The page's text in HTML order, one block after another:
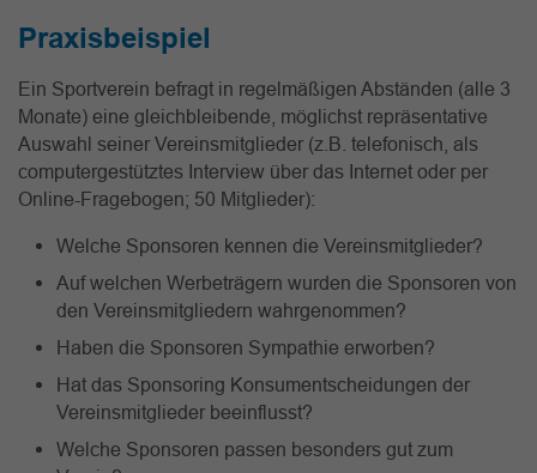
Praxisbeispiel
Ein Sportverein befragt in regelmäßigen Abständen (alle 3
Monate) eine gleichbleibende, möglichst repräsentative
Auswahl seiner Vereinsmitglieder (z.B. telefonisch, als
computergestütztes Interview über das Internet oder per
Online-Fragebogen; 50 Mitglieder):
Welche Sponsoren kennen die Vereinsmitglieder?
Auf welchen Werbeträgern wurden die Sponsoren von
den Vereinsmitgliedern wahrgenommen?
Haben die Sponsoren Sympathie erworben?
Hat das Sponsoring Konsumentscheidungen der
Vereinsmitglieder beeinflusst?
Welche Sponsoren passen besonders gut zum